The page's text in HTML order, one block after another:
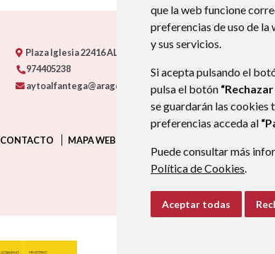
que la web funcione
preferencias de uso de la
y sus servicios.
Si acepta pulsando el
pulsa el botón
se guardarán las cookies
preferencias acceda al
Puede consultar más
Política de Cookies.
Aceptar todas
Plaza Iglesia22416ALFÁNTEGA
974405238
aytoalfantega@aragon.es
CONTACTO MAPA WEB